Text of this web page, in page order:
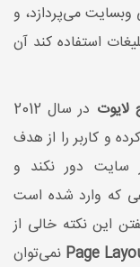
وبسایت می‌پردازد، و
استفاده کند آن
لایوت
در سال 2012
و کاربر را از هدف
سایت دور نکند و
که وارد شده است
این نکته خالی از
نمی‌توان